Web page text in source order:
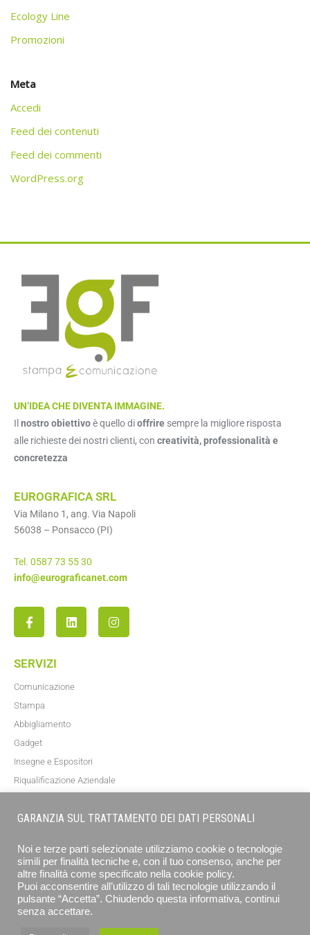
Ecology Line
Promozioni
Meta
Accedi
Feed dei contenuti
Feed dei commenti
WordPress.org
UN’IDEA CHE DIVENTA IMMAGINE.
Il nostro obiettivoè quello dioffrire sempre la migliore risposta
alle richieste dei nostri clienti, con creatività, professionalità e
concretezza
EUROGRAFICA SRL
Via Milano 1, ang. Via Napoli
56038 – Ponsacco (PI)
Tel. 0587 73 55 30
info@eurograficanet.com
SERVIZI
Comunicazione
Stampa
Abbigliamento
Gadget
Insegne e Espositori
Riqualificazione Aziendale
GARANZIA SUL TRATTAMENTO DEI DATI PERSONALI
Noi e terze parti selezionate utilizziamo cookie o tecnologie
simili per finalità tecniche e, con il tuo consenso, anche per
altre finalità come specificato nella cookie policy.
Puoi acconsentire all’utilizzo di tali tecnologie utilizzando il
pulsante “Accetta”. Chiudendo questa informativa, continui
senza accettare.